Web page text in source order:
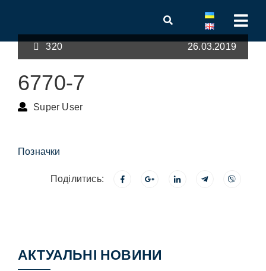
320 26.03.2019
6770-7
Super User
Позначки
Поділитись:
АКТУАЛЬНІ НОВИНИ